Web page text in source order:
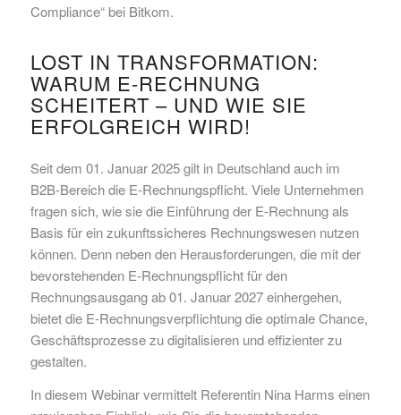
Compliance“ bei Bitkom.
LOST IN TRANSFORMATION:
WARUM E-RECHNUNG
SCHEITERT – UND WIE SIE
ERFOLGREICH WIRD!
Seit dem 01. Januar 2025 gilt in Deutschland auch im
B2B-Bereich die E-Rechnungspflicht. Viele Unternehmen
fragen sich, wie sie die Einführung der E-Rechnung als
Basis für ein zukunftssicheres Rechnungswesen nutzen
können. Denn neben den Herausforderungen, die mit der
bevorstehenden E-Rechnungspflicht für den
Rechnungsausgang ab 01. Januar 2027 einhergehen,
bietet die E-Rechnungsverpflichtung die optimale Chance,
Geschäftsprozesse zu digitalisieren und effizienter zu
gestalten.
In diesem Webinar vermittelt Referentin Nina Harms einen